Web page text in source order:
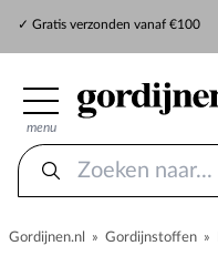
✓ Gratis verzonden vanaf €100
menu
Gordijnen.nl » Gordijnstoffen »